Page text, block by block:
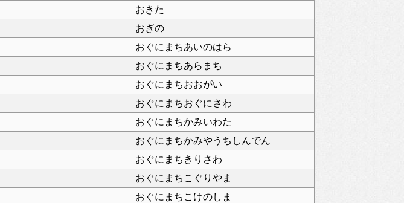
おきた
おぎの
おぐにまちあいのはら
おぐにまちあらまち
おぐにまちおおがい
おぐにまちおぐにさわ
おぐにまちかみいわた
おぐにまちかみやうちしんでん
おぐにまちきりさわ
おぐにまちこぐりやま
おぐにまちこけのしま